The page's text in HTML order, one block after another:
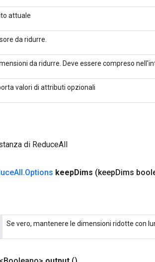
attuale
da ridurre.
da ridurre. Deve essere compreso
valori di attributi opzionali
di ReduceAll
All.Options keepDims (keepDims
Se vero, mantenere le dimensioni ridotte con